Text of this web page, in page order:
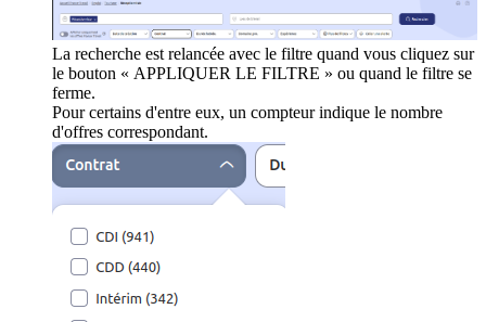
La recherche est relancée avec le filtre quand vous cliquez sur
le bouton « APPLIQUER LE FILTRE » ou quand le filtre se
ferme.
Pour certains d'entre eux, un compteur indique le nombre
d'offres correspondant.